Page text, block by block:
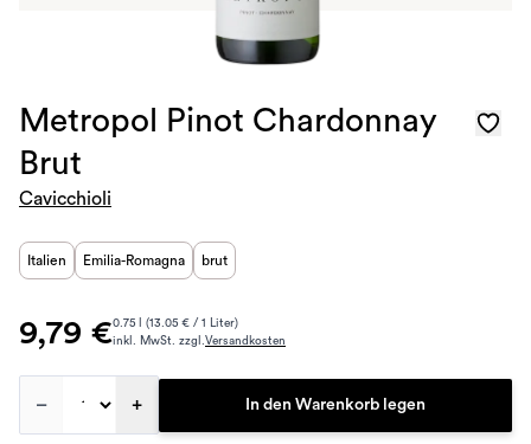
Metropol Pinot Chardonnay
Brut
Cavicchioli
Italien Emilia-Romagna brut
9,79 €0.75 l (13.05 € / 1 Liter)
inkl. MwSt. zzgl.Versandkosten
– + In den Warenkorb legen